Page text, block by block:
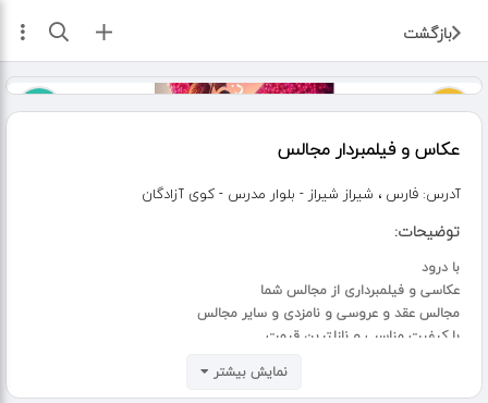
بازگشت ثبت آگهی
عکاس و فیلمبردار مجالس
آدرس: فارس ، شیراز شیراز - بلوار مدرس - کوی آزادگان
توضیحات:
با درود
عکاسی و فیلمبرداری از مجالس شما
مجالس عقد و عروسی و نامزدی و سایر مجالس
با کیفیت مناسب و نازلترین قیمت
نمایش بیشتر